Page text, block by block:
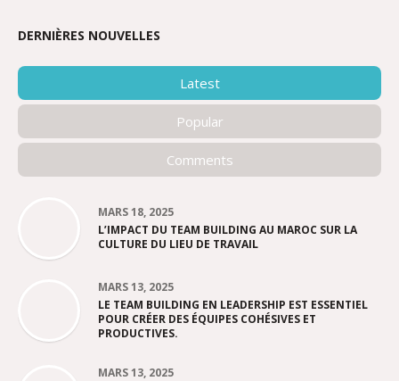
DERNIÈRES NOUVELLES
Latest
Popular
Comments
MARS 18, 2025
L’IMPACT DU TEAM BUILDING AU MAROC SUR LA
CULTURE DU LIEU DE TRAVAIL
MARS 13, 2025
LE TEAM BUILDING EN LEADERSHIP EST ESSENTIEL
POUR CRÉER DES ÉQUIPES COHÉSIVES ET
PRODUCTIVES.
MARS 13, 2025